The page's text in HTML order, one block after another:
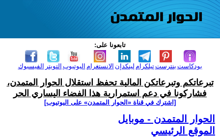
تابعونا على:
الفيسبوك التويتر اليوتيوب الانستغرام لينكدإن تيلكرامبنترست بودكاست
تبرعاتكم وتبرعاتكن المالية تحفظ استقلال الحوار المتمدن،
فشاركونا في دعم استمرارية هذا الفضاء اليساري الحر
[اشترك في قناة ‫«الحوار المتمدن» على اليوتيوب]
الحوار المتمدن - موبايل
الموقع الرئيسي